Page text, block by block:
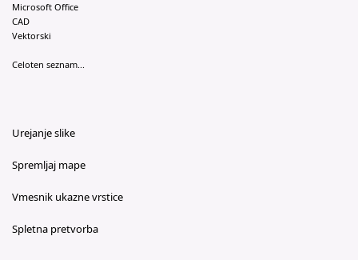
Microsoft Office
CAD
Vektorski
Celoten seznam...
Urejanje slike
Spremljaj mape
Vmesnik ukazne vrstice
Spletna pretvorba